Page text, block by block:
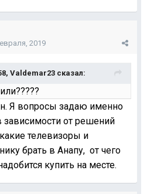
2019
Valdemar23 сказал:
Я вопросы задаю именно
зависимости от решений
телевизоры и
брать в Анапу, от чего
купить на месте.